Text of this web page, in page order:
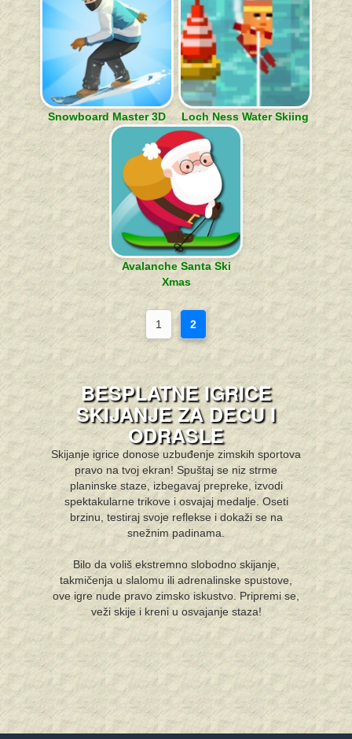
Snowboard Master 3D Loch Ness Water Skiing
Avalanche Santa Ski
Xmas
1 2
BESPLATNE IGRICE
SKIJANJE ZA DECU I
ODRASLE
Skijanje igrice donose uzbuđenje zimskih sportova
pravo na tvoj ekran! Spuštaj se niz strme
planinske staze, izbegavaj prepreke, izvodi
spektakularne trikove i osvajaj medalje. Oseti
brzinu, testiraj svoje reflekse i dokaži se na
snežnim padinama.
Bilo da voliš ekstremno slobodno skijanje,
takmičenja u slalomu ili adrenalinske spustove,
ove igre nude pravo zimsko iskustvo. Pripremi se,
veži skije i kreni u osvajanje staza!